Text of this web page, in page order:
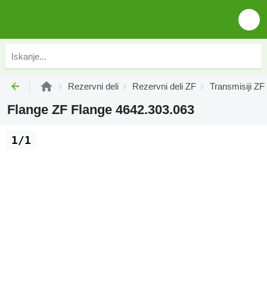
Rezervni deli Rezervni deli ZF Transmisiji ZF
Flange ZF Flange 4642.303.063
1/1